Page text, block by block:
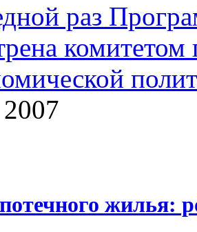
раз
жилья: